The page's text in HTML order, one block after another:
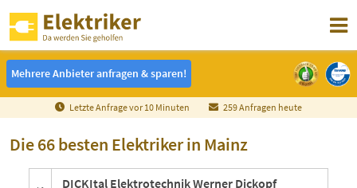
Mehrere Anbieter anfragen & sparen!
Mehrere Anbieter anfragen & sparen!
Letzte Anfrage vor 10 Minuten 259 Anfragen heute
Die 66 besten Elektriker in Mainz
DICKItal Elektrotechnik Werner Dickopf